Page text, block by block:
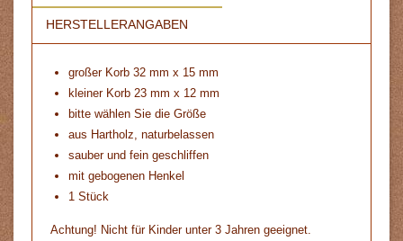
HERSTELLERANGABEN
großer Korb 32 mm x 15 mm
kleiner Korb 23 mm x 12 mm
bitte wählen Sie die Größe
aus Hartholz, naturbelassen
sauber und fein geschliffen
mit gebogenen Henkel
1 Stück
Achtung! Nicht für Kinder unter 3 Jahren geeignet.